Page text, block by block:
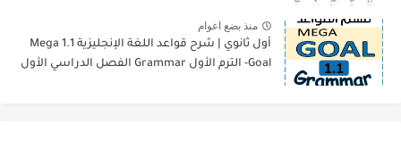
منذ بضع اعوام
أول ثانوي | شرح قواعد اللغة الإنجليزية 1.1 Mega
Goal- الترم الأول Grammar الفصل الدراسي الأول